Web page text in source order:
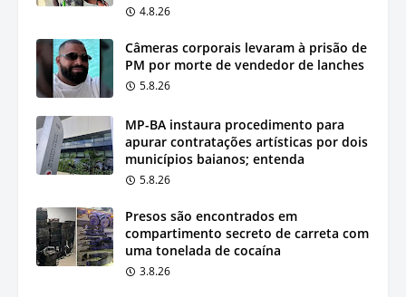
4.8.26
Câmeras corporais levaram à prisão de
PM por morte de vendedor de lanches
5.8.26
MP-BA instaura procedimento para
apurar contratações artísticas por dois
municípios baianos; entenda
5.8.26
Presos são encontrados em
compartimento secreto de carreta com
uma tonelada de cocaína
3.8.26